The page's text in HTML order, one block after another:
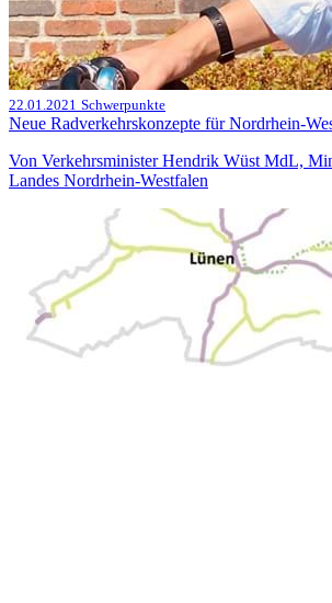
22.01.2021 Schwerpunkte
Neue Radverkehrskonzepte für Nordrhein-
Von Verkehrsminister Hendrik Wüst MdL,
Landes Nordrhein-Westfalen